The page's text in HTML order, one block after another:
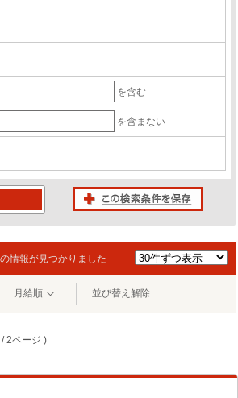
を含む
を含まない
の情報が見つかりました
月給順 並び替え解除
2ページ )